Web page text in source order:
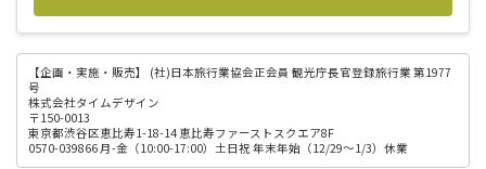
【企画・実施・販売】
(社)日本旅行業協会正会員 観光庁長官登録旅行業 第1977
号
株式会社タイムデザイン
〒150-0013
東京都渋谷区恵比寿1-18-14 恵比寿ファーストスクエア8F
0570-039866 月-金（10:00-17:00）土日祝 年末年始（12/29～1/3）休業